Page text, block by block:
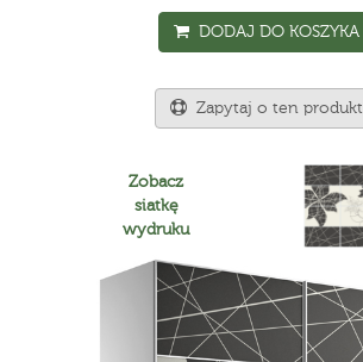
DODAJ DO KOSZYKA
Zapytaj o ten produkt
Zobacz
siatkę
wydruku